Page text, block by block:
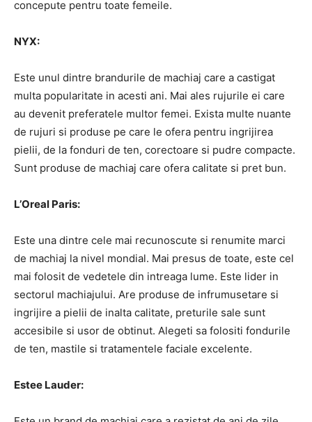
concepute pentru toate femeile.
NYX:
Este unul dintre brandurile de machiaj care a castigat
multa popularitate in acesti ani. Mai ales rujurile ei care
au devenit preferatele multor femei. Exista multe nuante
de rujuri si produse pe care le ofera pentru ingrijirea
pielii, de la fonduri de ten, corectoare si pudre compacte.
Sunt produse de machiaj care ofera calitate si pret bun.
L’Oreal Paris:
Este una dintre cele mai recunoscute si renumite marci
de machiaj la nivel mondial. Mai presus de toate, este cel
mai folosit de vedetele din intreaga lume. Este lider in
sectorul machiajului. Are produse de infrumusetare si
ingrijire a pielii de inalta calitate, preturile sale sunt
accesibile si usor de obtinut. Alegeti sa folositi fondurile
de ten, mastile si tratamentele faciale excelente.
Estee Lauder: